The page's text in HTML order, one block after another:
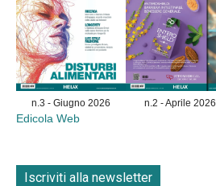
n.3 - Giugno 2026 n.2 - Aprile 2026
Edicola Web
Iscriviti alla newsletter